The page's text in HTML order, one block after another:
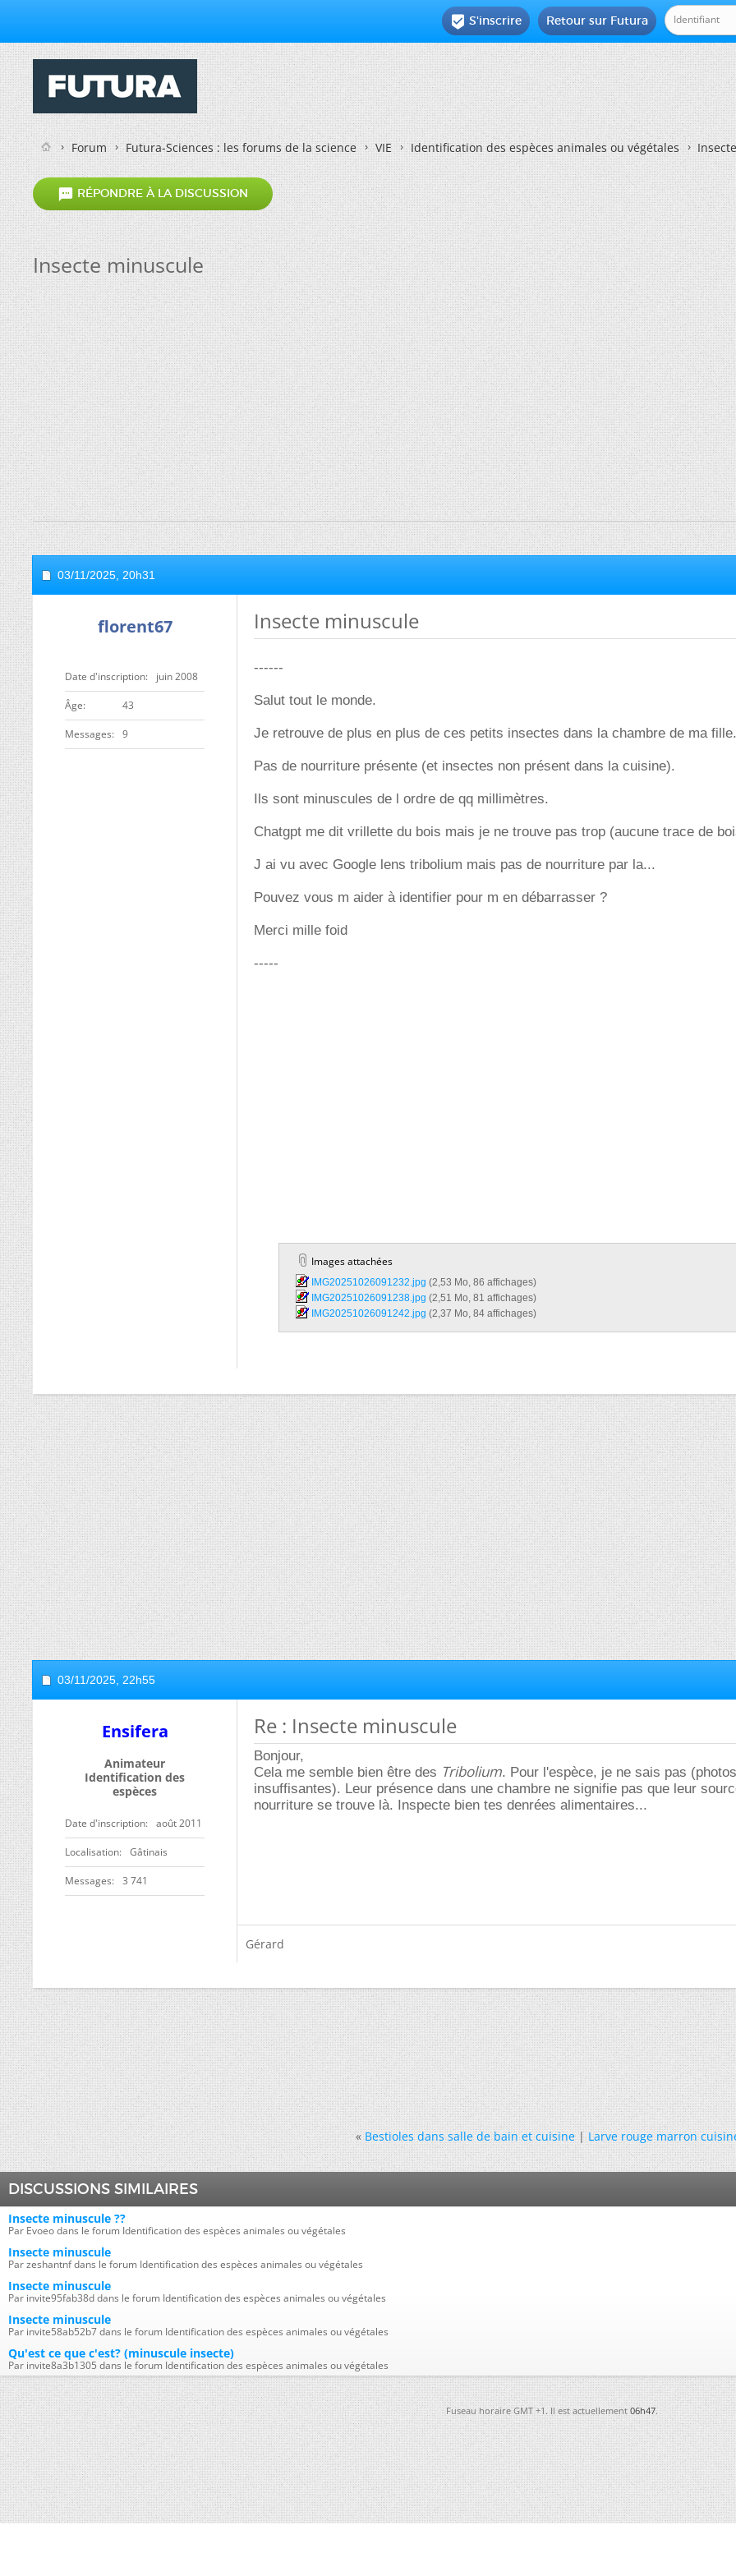
Retour sur Futura
 S'inscrire
Forum Futura-Sciences : les forums de la science VIE Identification des espèces animales ou végétales
 RÉPONDRE À LA DISCUSSION
Insecte minuscule
03/11/2025, 20h31
florent67
Date d'inscription juin 2008
ge 43
Messages 9
Insecte minuscule
------
Salut tout le monde.
Je retrouve de plus en plus de ces petits insectes dans la chambre de ma fille.
Pas de nourriture présente (et insectes non présent dans la cuisine).
Ils sont minuscules de l ordre de qq millimètres.
Chatgpt me dit vrillette du bois mais je ne trouve pas trop (aucune trace de
J ai vu avec Google lens tribolium mais pas de nourriture par la...
Pouvez vous m aider à identifier pour m en débarrasser ?
Merci mille foid
-----
Images attachées
IMG20251026091232.jpg‎ (2,53 Mo, 86 affichages)
IMG20251026091238.jpg‎ (2,51 Mo, 81 affichages)
IMG20251026091242.jpg‎ (2,37 Mo, 84 affichages)
03/11/2025, 22h55
Ensifera
Animateur
Identification des
espèces
Date d'inscription août 2011
Localisation Gâtinais
Messages 3 741
Re : Insecte minuscule
Bonjour,
Cela me semble bien être des Tribolium. Pour l'espèce, je ne sais pas (photos
insuffisantes). Leur présence dans une chambre ne signifie pas que leur
nourriture se trouve là. Inspecte bien tes denrées alimentaires...
Gérard
« Bestioles dans salle de bain et cuisine|Larve rouge marron
DISCUSSIONS SIMILAIRES
Insecte minuscule ??
Par Evoeo dans le forum Identification des espèces animales ou végétales
Insecte minuscule
Par zeshantnf dans le forum Identification des espèces animales ou végétales
Insecte minuscule
Par invite95fab38d dans le forum Identification des espèces animales ou végétales
Insecte minuscule
Par invite58ab52b7 dans le forum Identification des espèces animales ou végétales
Qu'est ce que c'est? (minuscule insecte)
Par invite8a3b1305 dans le forum Identification des espèces animales ou végétales
Fuseau horaire GMT +1. Il est actuellement06h47.